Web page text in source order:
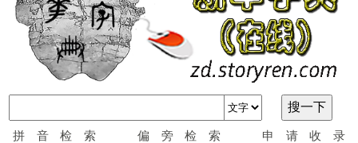
拼音检索 偏旁检索 申请收录